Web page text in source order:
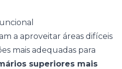
a aproveitar áreas difíceis
mais adequadas para
superiores mais